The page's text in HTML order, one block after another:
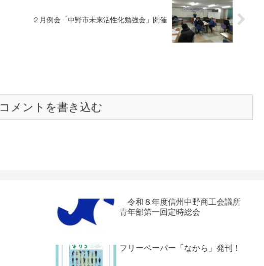
２月例会「中野市未来活性化勉強会」開催
コメントを書き込む
令和８年度信州中野商工会議所
青年部第一回定時総会
フリーペーパー「なから」発刊！